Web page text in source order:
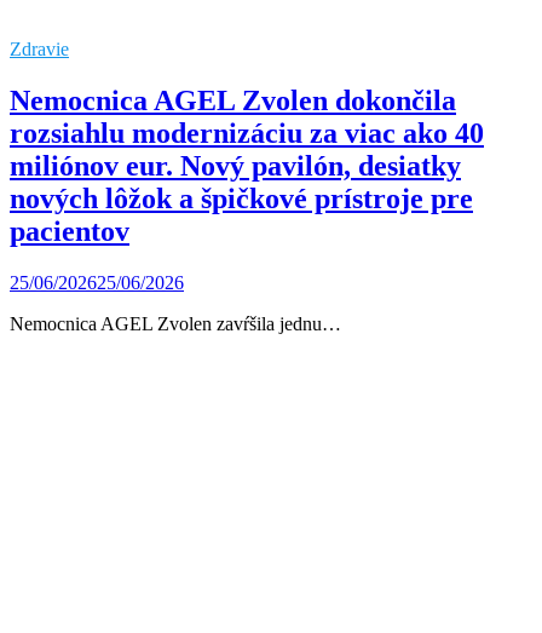
Zdravie
Nemocnica AGEL Zvolen dokončila
rozsiahlu modernizáciu za viac ako 40
miliónov eur. Nový pavilón, desiatky
nových lôžok a špičkové prístroje pre
pacientov
25/06/202625/06/2026
Nemocnica AGEL Zvolen zavŕšila jednu…